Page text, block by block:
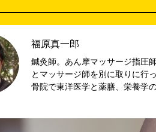
福原真一郎
鍼灸師。あん摩マッサージ指圧
とマッサージ師を別に取りに行
骨院で東洋医学と薬膳、栄養学